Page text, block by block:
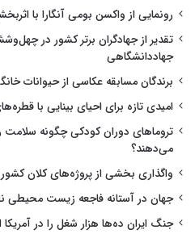
رونمایی از واکسن بومی آنگارا با اثربخشی
تقدیر از جهادگران برتر کشور در
جهاددانشگاهی
برندگان مسابقه عکاسی از حیوانات خانگی ۲۰۲۶ معرفی
امیدی تازه برای احیای بینایی با
تروماهای دوران کودکی چگونه سلامت
می‌دهند؟
واگذاری بخشی از پروژه‌های کلان
جهان در آستانه فاجعه زیست محیطی
جنگ ایران ده‌ها هزار شغل را در آمریکا